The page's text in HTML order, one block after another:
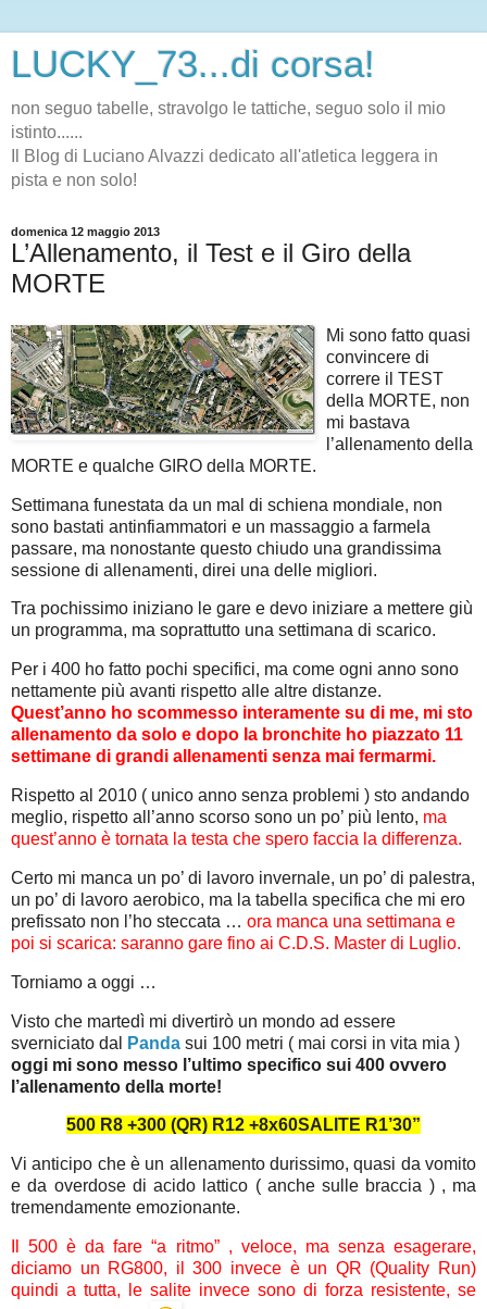
LUCKY_73...di corsa!
non seguo tabelle, stravolgo le tattiche, seguo solo il mio
istinto......
Il Blog di Luciano Alvazzi dedicato all'atletica leggera in
pista e non solo!
domenica 12 maggio 2013
L’Allenamento, il Test e il Giro della
MORTE
Mi sono fatto quasi
convincere di
correre il TEST
della MORTE, non
mi bastava
l’allenamento della
MORTE e qualche GIRO della MORTE.
Settimana funestata da un mal di schiena mondiale, non
sono bastati antinfiammatori e un massaggio a farmela
passare, ma nonostante questo chiudo una grandissima
sessione di allenamenti, direi una delle migliori.
Tra pochissimo iniziano le gare e devo iniziare a mettere giù
un programma, ma soprattutto una settimana di scarico.
Per i 400 ho fatto pochi specifici, ma come ogni anno sono
nettamente più avanti rispetto alle altre distanze.
Quest’anno ho scommesso interamente su di me, mi sto
allenamento da solo e dopo la bronchite ho piazzato 11
settimane di grandi allenamenti senza mai fermarmi.
Rispetto al 2010 ( unico anno senza problemi ) sto andando
meglio, rispetto all’anno scorso sono un po’ più lento, ma
quest’anno è tornata la testa che spero faccia la differenza.
Certo mi manca un po’ di lavoro invernale, un po’ di palestra,
un po’ di lavoro aerobico, ma la tabella specifica che mi ero
prefissato non l’ho steccata … ora manca una settimana e
poi si scarica: saranno gare fino ai C.D.S. Master di Luglio.
Torniamo a oggi …
Visto che martedì mi divertirò un mondo ad essere
sverniciato dal
Panda sui 100 metri ( mai corsi in vita mia )
oggi mi sono messo l’ultimo specifico sui 400 ovvero
l’allenamento della morte!
500 R8 +300 (QR) R12 +8x60SALITE R1’30”
Vi anticipo che è un allenamento durissimo, quasi da vomito
e da overdose di acido lattico ( anche sulle braccia ) , ma
tremendamente emozionante.
Il 500 è da fare “a ritmo” , veloce, ma senza esagerare,
diciamo un RG800, il 300 invece è un QR (Quality Run)
quindi a tutta, le salite invece sono di forza resistente, se